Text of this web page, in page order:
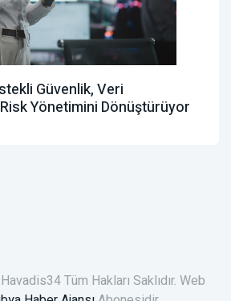
Güvenlik, Veri
Yönetimini Dönüştürüyor
Tüm Hakları Saklıdır. Web